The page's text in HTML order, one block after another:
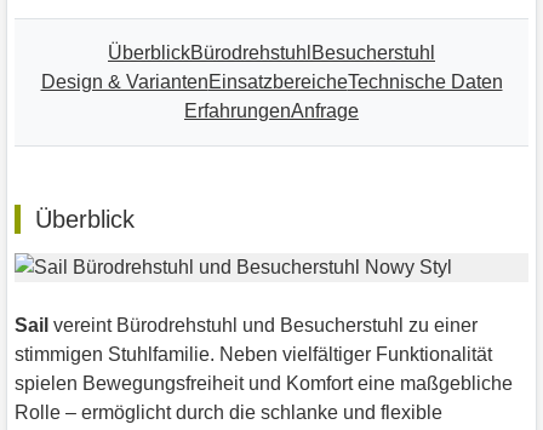
ÜberblickBürodrehstuhl Besucherstuhl
Design & VariantenEinsatzbereicheTechnische Daten
ErfahrungenAnfrage
Überblick
Sail vereint Bürodrehstuhl und Besucherstuhl zu einer
stimmigen Stuhlfamilie. Neben vielfältiger Funktionalität
spielen Bewegungsfreiheit und Komfort eine maßgebliche
Rolle – ermöglicht durch die schlanke und flexible